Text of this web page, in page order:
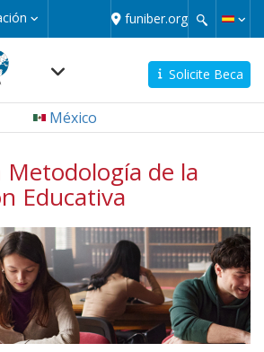
funiber.org
Solicite Beca
México
Metodología de la
Educativa